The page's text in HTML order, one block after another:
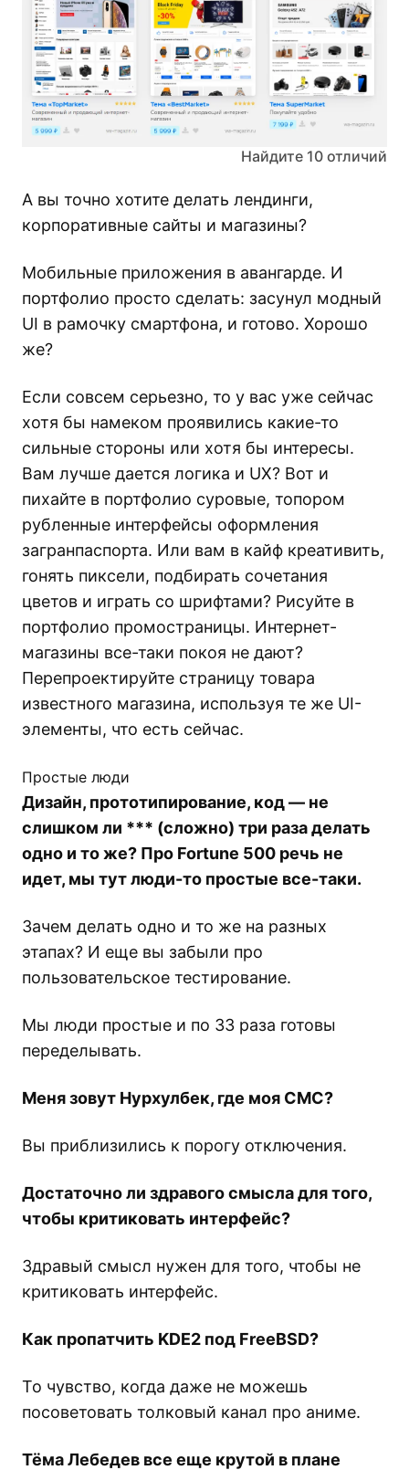
Найдите 10 отличий
А вы точно хотите делать лендинги,
корпоративные сайты и магазины?
Мобильные приложения в авангарде. И
портфолио просто сделать: засунул модный
UI в рамочку смартфона, и готово. Хорошо
же?
Если совсем серьезно, то у вас уже сейчас
хотя бы намеком проявились какие-то
сильные стороны или хотя бы интересы.
Вам лучше дается логика и UX? Вот и
пихайте в портфолио суровые, топором
рубленные интерфейсы оформления
загранпаспорта. Или вам в кайф креативить,
гонять пиксели, подбирать сочетания
цветов и играть со шрифтами? Рисуйте в
портфолио промостраницы. Интернет-
магазины все-таки покоя не дают?
Перепроектируйте страницу товара
известного магазина, используя те же UI-
элементы, что есть сейчас.
Простые люди
Дизайн, прототипирование, код — не
слишком ли *** (сложно) три раза делать
одно и то же? Про Fortune 500 речь не
идет, мы тут люди-то простые все-таки.
Зачем делать одно и то же на разных
этапах? И еще вы забыли про
пользовательское тестирование.
Мы люди простые и по 33 раза готовы
переделывать.
Меня зовут Нурхулбек, где моя СМС?
Вы приблизились к порогу отключения.
Достаточно ли здравого смысла для того,
чтобы критиковать интерфейс?
Здравый смысл нужен для того, чтобы не
критиковать интерфейс.
Как пропатчить KDE2 под FreeBSD?
То чувство, когда даже не можешь
посоветовать толковый канал про аниме.
Тёма Лебедев все еще крутой в плане